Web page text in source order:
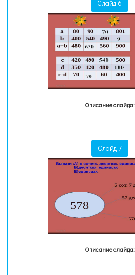
Слайд 6
Описание слайда:
Слайд 7
Описание слайда: